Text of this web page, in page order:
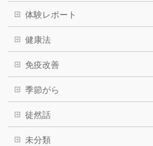
体験レポート
健康法
免疫改善
季節がら
徒然話
未分類